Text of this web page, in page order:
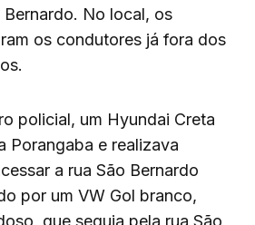
Bernardo. No local, os
os condutores já fora dos
policial, um Hyundai Creta
Porangaba e realizava
a rua São Bernardo
por um VW Gol branco,